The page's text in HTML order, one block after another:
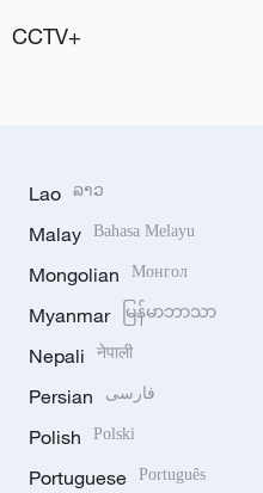
CCTV+
Lao ລາວ
Malay Bahasa Melayu
Mongolian Монгол
Myanmar မြန်မာဘာသာ
Nepali नेपाली
Persian فارسی
Polish Polski
Portuguese Português